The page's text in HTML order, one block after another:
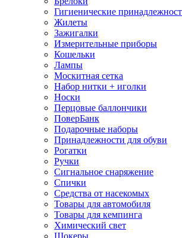
Гигиенические
Жилеты
Зажигалки
Измерительные приборы
Кошельки
Лампы
Москитная сетка
Набор нитки + иголки
Носки
Перцовые баллончики
ПоверБанк
Подарочные наборы
Принадлежности для обуви
Рогатки
Ручки
Сигнальное снаряжение
Спички
Средства от насекомых
Товары для автомобиля
Товары для кемпинга
Химический свет
Шокеры